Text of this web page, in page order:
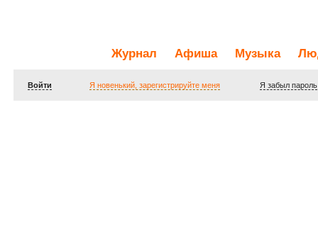
Журнал Афиша Музыка
Войти Я новенький, зарегистрируйте меня Я забыл пароль